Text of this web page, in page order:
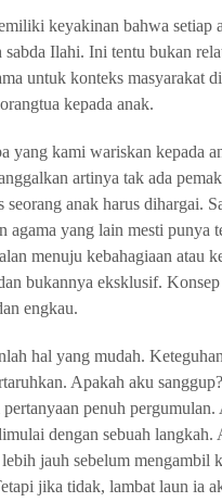
keyakinan bahwa setiap
sabda Ilahi. Ini tentu bukan
untuk konteks masyarakat
kepada anak.
yang kami wariskan kepada
artinya tak ada
seorang anak harus dihargai.
agama yang lain mesti
menuju kebahagiaan atau
bukannya eksklusif.
engkau.
hal yang mudah.
Apakah aku
pertanyaan penuh
dengan sebuah
jauh sebelum mengambil
jika tidak, lambat laun ia